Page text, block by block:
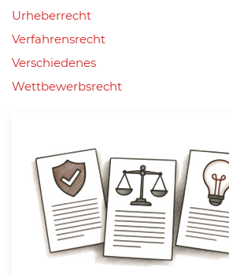
Urheberrecht
Verfahrensrecht
Verschiedenes
Wettbewerbsrecht